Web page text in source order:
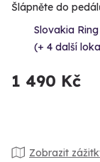
Šlápněte do
Slovakia
(+ 4 další
1 490 Kč
Zobrazit